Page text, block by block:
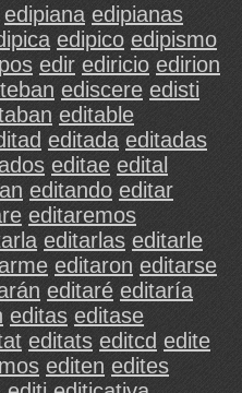
edipiana edipianas
edipico edipismo
edir ediricio edirion
ediscere edisti
editable
editada editadas
editae edital
editando editar
editaremos
editarlas editarle
editaron editarse
editaré editaría
editas editase
editats editcd edite
editen edites